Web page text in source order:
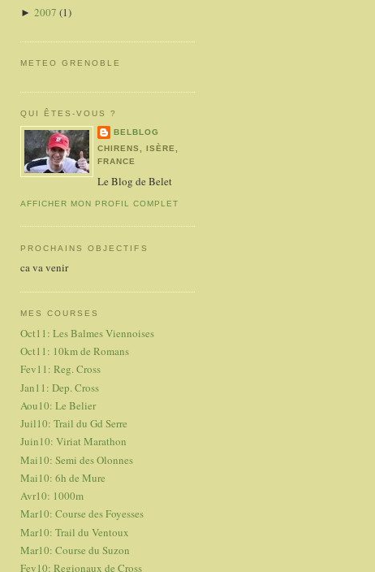
► 2007 (1)
METEO GRENOBLE
QUI ÊTES-VOUS ?
BELBLOG
CHIRENS, ISÈRE,
FRANCE
Le Blog de Belet
AFFICHER MON PROFIL COMPLET
PROCHAINS OBJECTIFS
ca va venir
MES COURSES
Oct11: Les Balmes Viennoises
Oct11: 10km de Romans
Fev11: Reg. Cross
Jan11: Dep. Cross
Aou10: Le Belier
Juil10: Trail du Gd Serre
Juin10: Viriat Marathon
Mai10: Semi des Olonnes
Mai10: 6h de Mure
Avr10: 1000m
Mar10: Course des Foyesses
Mar10: Trail du Ventoux
Mar10: Course du Suzon
Fev10: Regionaux de Cross